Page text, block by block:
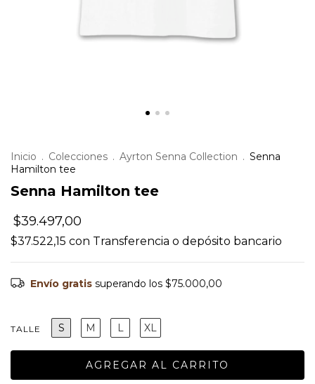
Inicio . Colecciones . Ayrton Senna Collection . Senna
Hamilton tee
Senna Hamilton tee
$39.497,00
$37.522,15 con Transferencia o depósito bancario
Envío gratis superando los $75.000,00
TALLE S M L XL